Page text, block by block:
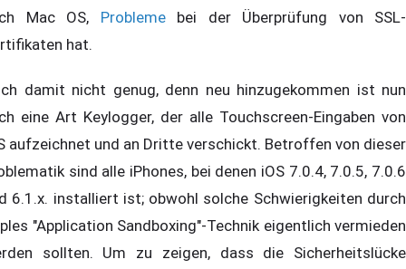
Mac OS, Problemebei der Überprüfung von SSL-
hat.
damit nicht genug, denn neu hinzugekommen ist nun
eine Art Keylogger, der alle Touchscreen-Eingaben von
aufzeichnet und an Dritte verschickt. Betroffen von dieser
sind alle iPhones, bei denen iOS 7.0.4, 7.0.5, 7.0.6
6.1.x. installiert ist; obwohl solche Schwierigkeiten durch
"Application Sandboxing"-Technik eigentlich vermieden
sollten. Um zu zeigen, dass die Sicherheitslücke